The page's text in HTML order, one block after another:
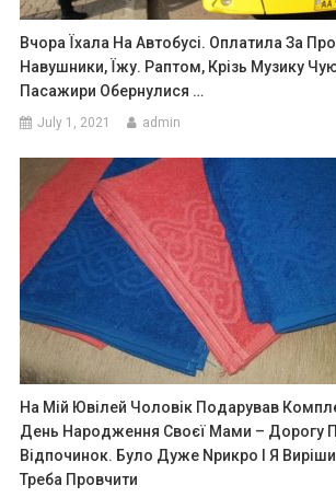
Вчора Їхала На Автобусі. Оплатила За
Навушники, Їжу. Раптом, Крізь Музику
Пасажири Обернулися …
July 1, 2021 admin
На Мій Ювілей Чоловік Подарував
День Народження Своєї Мами – Дорогу
Відпочинок. Було Дуже Nрикро І Я
Треба Провчити